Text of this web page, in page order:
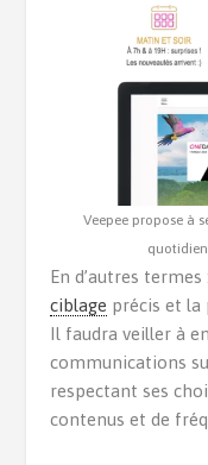
Veepee propose à
En d’autres termes
ciblage précis et la
Il faudra veiller à
communications
respectant ses
contenus et de